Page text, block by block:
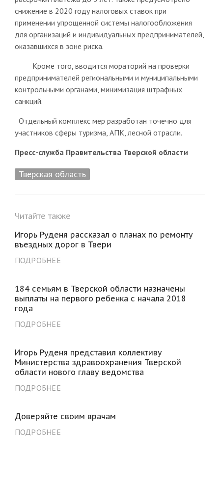
снижение в 2020 году налоговых ставок при
применении упрощенной системы налогообложения
для организаций и индивидуальных предпринимателей,
оказавшихся в зоне риска.
Кроме того, вводится мораторий на проверки
предпринимателей региональными и муниципальными
контрольными органами, минимизация штрафных
санкций.
Отдельный комплекс мер разработан точечно для
участников сферы туризма, АПК, лесной отрасли.
Пресс-служба Правительства Тверской области
Тверская область
Читайте также
Игорь Руденя рассказал о планах по ремонту
въездных дорог в Твери
ПОДРОБНЕЕ
184 семьям в Тверской области назначены
выплаты на первого ребенка с начала 2018
года
ПОДРОБНЕЕ
Игорь Руденя представил коллективу
Министерства здравоохранения Тверской
области нового главу ведомства
ПОДРОБНЕЕ
Доверяйте своим врачам
ПОДРОБНЕЕ